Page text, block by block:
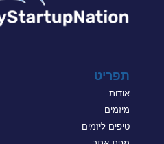
תפריט
אודות
מיזמים
טיפים ליזמים